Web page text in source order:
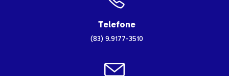
Telefone
(83) 9.9177-3510